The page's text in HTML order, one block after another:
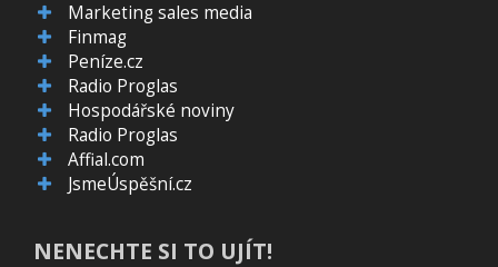
Marketing sales media
Finmag
Peníze.cz
Radio Proglas
Hospodářské noviny
Radio Proglas
Affial.com
JsmeÚspěšní.cz
NENECHTE SI TO UJÍT!